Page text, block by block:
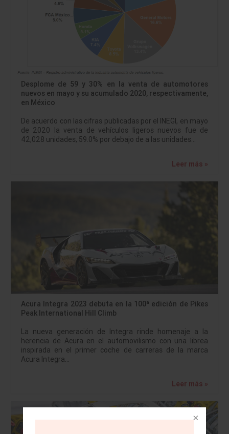
Desplome de 59 y 30% en la venta de automotores
nuevos en mayo y su acumulado 2020, respectivamente,
en México
De acuerdo con las cifras publicadas por el INEGI, en mayo
de 2020 la venta de vehículos ligeros nuevos fue de
42,028 unidades, 59.0% por debajo de a las unidades…
Leer más »
Acura Integra 2023 debuta en la 100ª edición de Pikes
Peak International Hill Climb
La nueva generación de Integra rinde homenaje a la
herencia de Acura en el automovilismo con una librea
inspirada en el primer coche de carreras de la marca
Acura Integra…
Leer más »